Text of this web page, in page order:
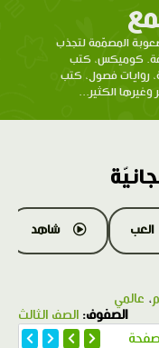
المصمّمة لتجذب
كوميكس، كتب
روايات فصول، كتب
الكثير...
العب شاهد
، عالمي
الصفوف: الصف الثالث
صفحة